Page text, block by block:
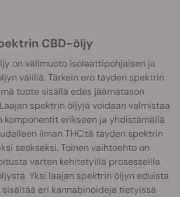
CBD-öljy
on välimuoto isolaattipohjaisen ja
välillä. Tärkein ero täyden spektrin
tuote sisällä edes jäämätason
spektrin öljyjä voidaan valmistaa
komponentit erikseen ja yhdistämällä
ilman THC:tä täyden spektrin
seokseksi. Toinen vaihtoehto on
varten kehitetyillä prosesseilla
Yksi laajan spektrin öljyn eduista
sisältää eri kannabinoideja tietyissä